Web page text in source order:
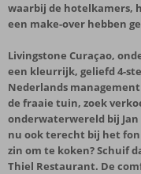
waarbij de hotelkamers,
een make-over hebben
Livingstone Curaçao,
een kleurrijk, geliefd 4-
Nederlands
de fraaie tuin, zoek
onderwaterwereld bij
nu ook terecht bij het
zin om te koken? Schuif
Thiel Restaurant. De